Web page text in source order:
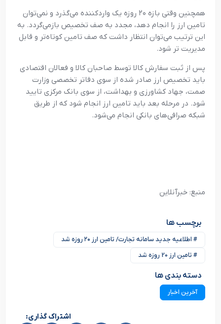
همچنین وقتی بازه ۲۰ روزه یک واردکننده می‌گذرد و نمی‌توان
تامین ارز را انجام دهد، مجدد به صف تخصیص بازمی‌گردد. به
این ترتیب می‌توان انتظار داشت که صف تامین کوتاه‌تر و قابل
مدیریت تر شود.
پس از ثبت سفارش کالا توسط صاحبان کالا و فعالان اقتصادی
باید تخصیص ارز صادر شده از سوی دفاتر تخصصی وزارت
صمت، جهاد کشاورزی و بهداشت، از سوی بانک مرکزی تایید
شود. در مرحله بعد باید تامین ارز انجام شود که از طریق
شبکه صرافی‌های بانکی انجام می‌شود.
منبع: خبرآنلاین
برچسب ها
# اطلاعیه جدید سامانه تجارت/ تامین ارز ۲۰ روزه شد
# تامین ارز 20 روزه شد
دسته بندی ها
آخرین اخبار
اشتراک گذاری: